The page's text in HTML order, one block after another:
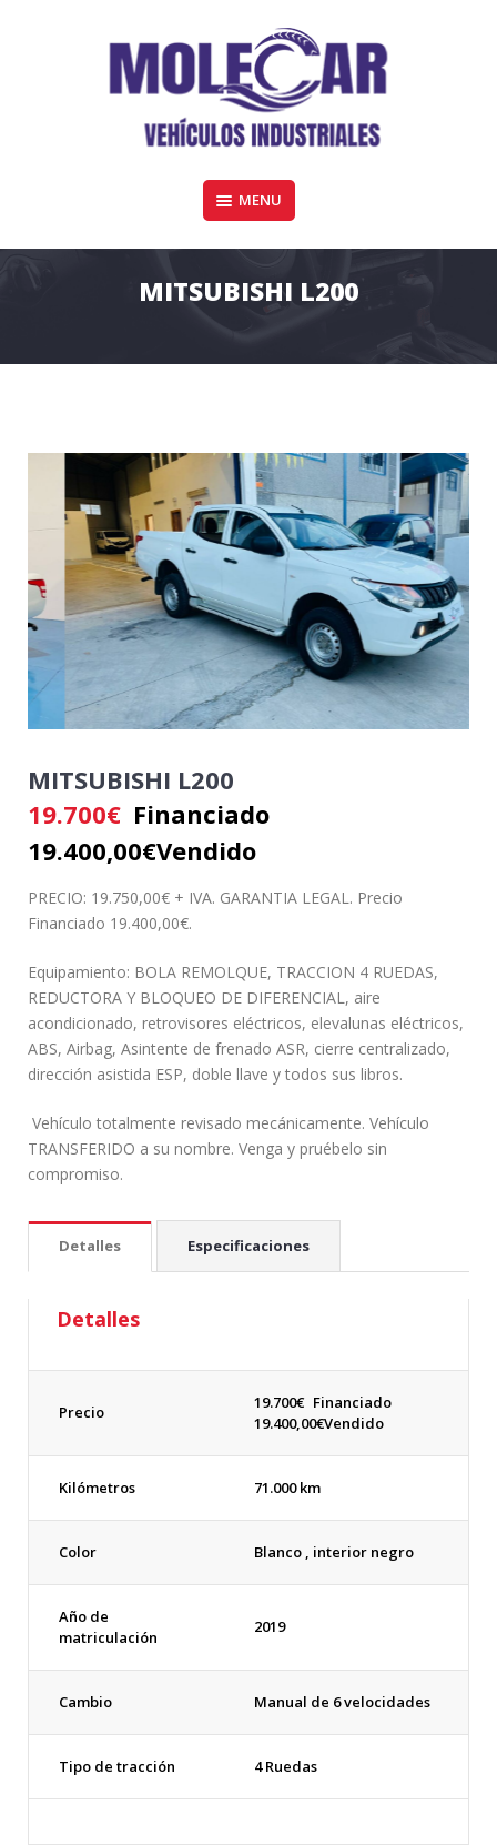
MOLECAR VEHÍCULOS COMERCIALES
Furgonetas y vehiculos industriales de todas las marcas en Córdoba
MENU
MITSUBISHI L200
MITSUBISHI L200
19.700€ Financiado
19.400,00€Vendido
PRECIO: 19.750,00€ + IVA. GARANTIA LEGAL. Precio
Financiado 19.400,00€.
Equipamiento: BOLA REMOLQUE, TRACCION 4 RUEDAS,
REDUCTORA Y BLOQUEO DE DIFERENCIAL, aire
acondicionado, retrovisores eléctricos, elevalunas eléctricos,
ABS, Airbag, Asintente de frenado ASR, cierre centralizado,
dirección asistida ESP, doble llave y todos sus libros.
Vehículo totalmente revisado mecánicamente. Vehículo
TRANSFERIDO a su nombre. Venga y pruébelo sin
compromiso.
Detalles Especificaciones
Detalles
Precio 19.700€ Financiado
19.400,00€Vendido
Kilómetros 71.000 km
Color Blanco , interior negro
Año de
matriculación
2019
Cambio Manual de 6 velocidades
Tipo de tracción 4 Ruedas